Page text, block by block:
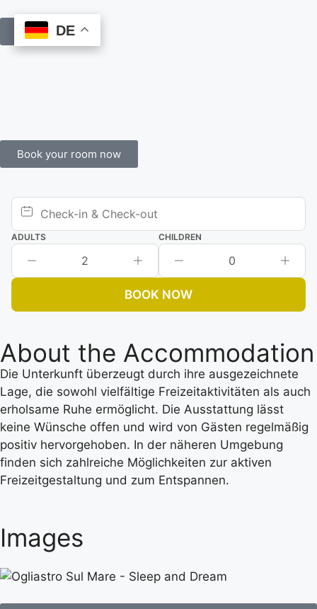
Book Online
Book your room now
ADULTS
2
CHILDREN
0
BOOK NOW
About the Accommodation
Die Unterkunft überzeugt durch ihre ausgezeichnete
Lage, die sowohl vielfältige Freizeitaktivitäten als auch
erholsame Ruhe ermöglicht. Die Ausstattung lässt
keine Wünsche offen und wird von Gästen regelmäßig
positiv hervorgehoben. In der näheren Umgebung
finden sich zahlreiche Möglichkeiten zur aktiven
Freizeitgestaltung und zum Entspannen.
Images
DE
DE